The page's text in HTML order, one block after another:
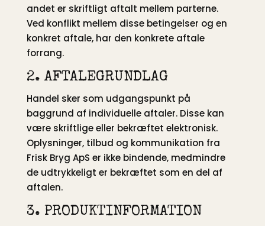
andet er skriftligt aftalt mellem parterne.
Ved konflikt mellem disse betingelser og en
konkret aftale, har den konkrete aftale
forrang.
2. AFTALEGRUNDLAG
Handel sker som udgangspunkt på
baggrund af individuelle aftaler. Disse kan
være skriftlige eller bekræftet elektronisk.
Oplysninger, tilbud og kommunikation fra
Frisk Bryg ApS er ikke bindende, medmindre
de udtrykkeligt er bekræftet som en del af
aftalen.
3. PRODUKTINFORMATION